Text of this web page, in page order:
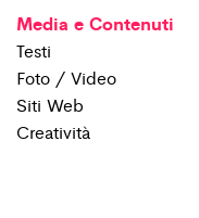
Media e Contenuti
Testi
Foto / Video
Siti Web
Creatività